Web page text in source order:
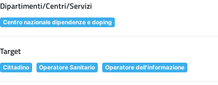
Dipartimenti/Centri/Servizi
Centro nazionale dipendenze e doping
Target
Cittadino Operatore Sanitario Operatore dell'informazione